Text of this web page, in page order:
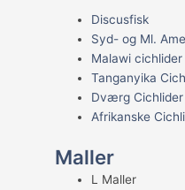
Discusfisk
Syd- og Ml.
Malawi cichlider
Tanganyika
Dværg Cichlider
Afrikanske
Maller
L Maller